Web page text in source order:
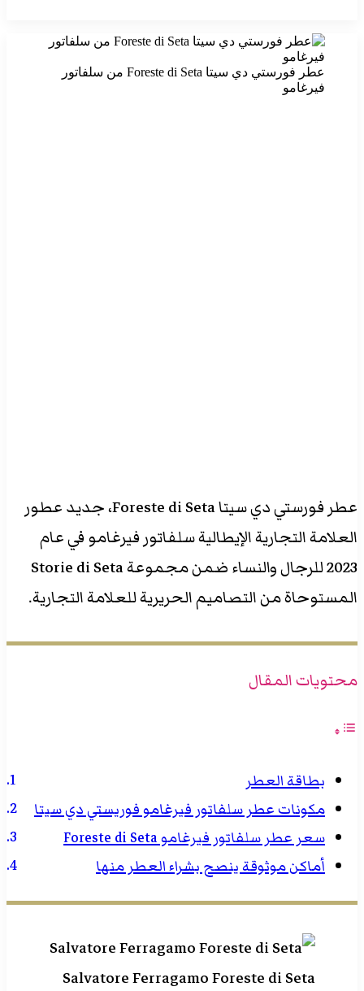
عطر فورستي دي سيتا Foreste di Seta من سلفاتور
فيرغامو
عطر فورستي دي سيتا Foreste di Seta، جديد عطور
العلامة التجارية الإيطالية سلفاتور فيرغامو في عام
2023 للرجال والنساء ضمن مجموعة Storie di Seta
المستوحاة من التصاميم الحريرية للعلامة التجارية.
محتويات المقال
بطاقة العطر
مكونات عطر سلفاتور فيرغامو فوريستي دي سيتا
سعر عطر سلفاتور فيرغامو Foreste di Seta
أماكن موثوقة ينصح بشراء العطر منها
Salvatore Ferragamo Foreste di Seta